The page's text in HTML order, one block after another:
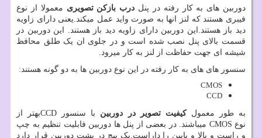
دوربین های به کار رفته در پنل درب بازکن تصویری معمولا از نوع
فیبری هستند که لنز انها به صورت واید عمل میکند.یعنی دارای زاویه
دید باز هستند.این دوربین دارای زاویه دید باز هستند. این دوربین در
قسمت بالای پنل نصب شده است و در جلوی ان یک طلق محافظ
شیشه ای جهت حفاظت از لنز به کار میرود.
سنسور های های به کار رفته در این نوع دوربین ها به دو گونه هستند:
CMOS
CCD
به طور معمولکیفیت تصویر در دوربین با سنسور CCDبهتر از
نوع CMOS میباشند. در بعضی از پنل ها دوربین فابلیت تنظیم به چپ
و راست و بالا و پایین را داراست.یک پیچ در پشت دوربین قرار دارد